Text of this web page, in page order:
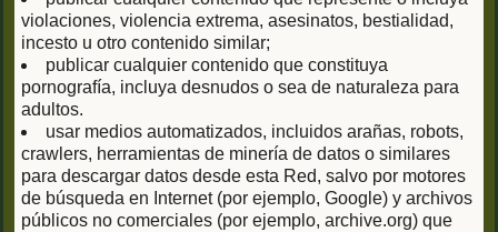
violaciones, violencia extrema, asesinatos, bestialidad,
incesto u otro contenido similar;
publicar cualquier contenido que constituya
pornografía, incluya desnudos o sea de naturaleza para
adultos.
usar medios automatizados, incluidos arañas, robots,
crawlers, herramientas de minería de datos o similares
para descargar datos desde esta Red, salvo por motores
de búsqueda en Internet (por ejemplo, Google) y archivos
públicos no comerciales (por ejemplo, archive.org) que